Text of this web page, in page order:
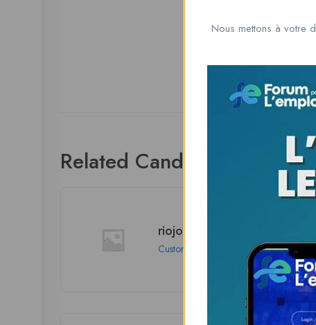
Related Candidates
riojohnson75760
Customer Los Angeles
Nous mettons à votre